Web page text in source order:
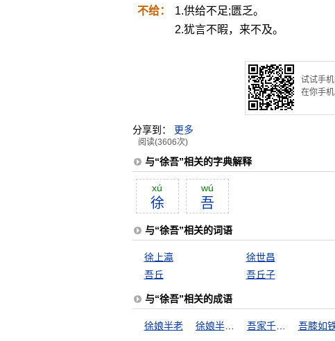
不给：
1.供给不足;匮乏。
2.犹言不暇，来不及。
试试手
在你手
分享到： 更多
阅读(3606次)
与“徐吾”相关的字典解释
xú
徐
wú
吾
与“徐吾”相关的词语
徐上瀛 徐世昌
吾丘
吾丘子
与“徐吾”相关的成语
徐娘半老 徐娘半老，风韵犹存 吾家千里驹 吾膝如